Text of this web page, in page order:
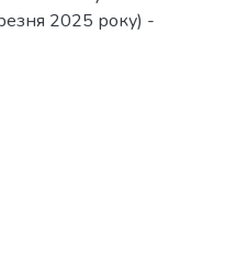
2025 року) -